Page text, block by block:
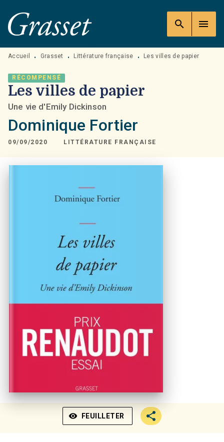
MENU RECHERCHE
PIED DE PAGE
search menu
Accueil • Grasset • Littérature française • Les villes de papier
RÉCOMPENSÉ
Les villes de papier
Une vie d'Emily Dickinson
Dominique Fortier
09/09/2020 LITTÉRATURE FRANÇAISE
visibility FEUILLETER